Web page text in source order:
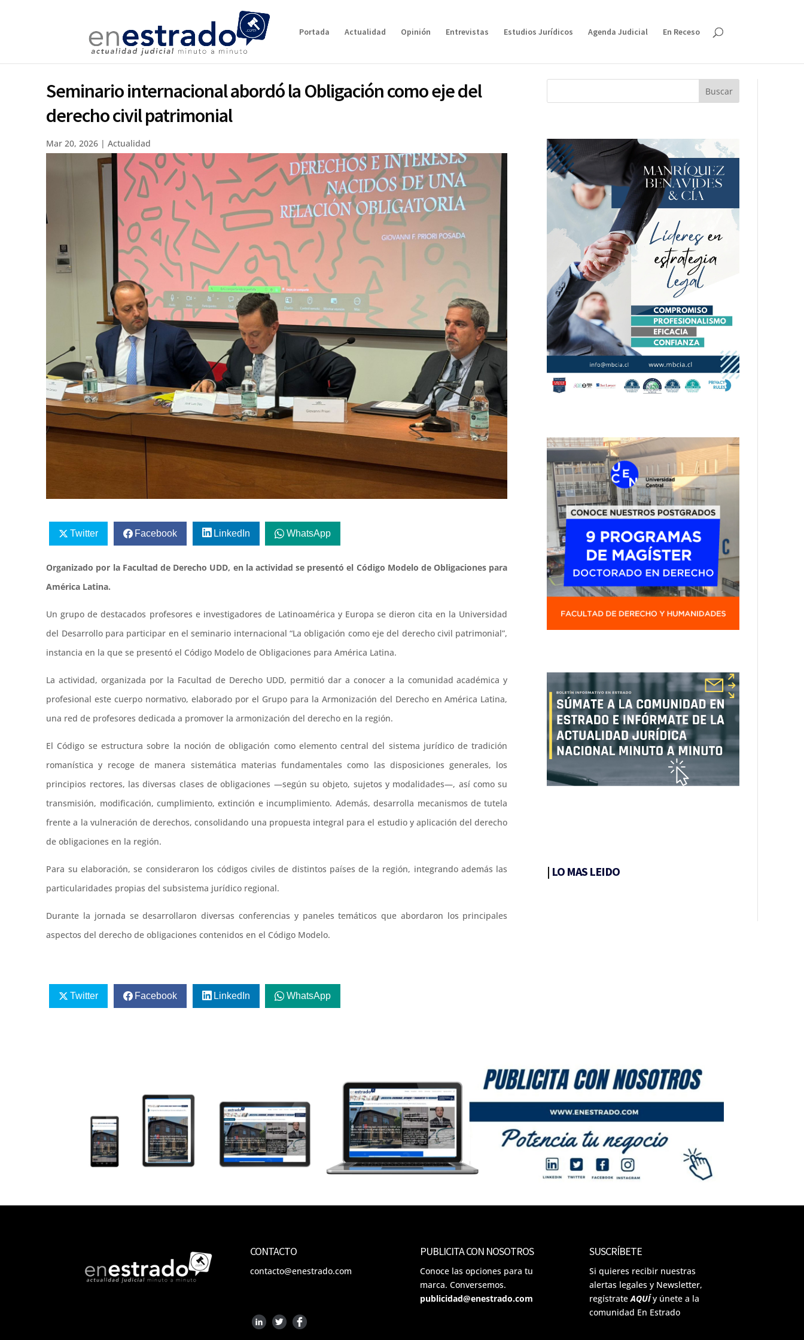
Portada Actualidad Opinión Entrevistas Estudios Jurídicos Agenda Judicial En Receso
Seminario internacional abordó la Obligación como eje del
derecho civil patrimonial
Mar 20, 2026 |Actualidad
Twitter Facebook LinkedIn WhatsApp
Organizado por la Facultad de Derecho UDD, en la actividad se presentó el Código Modelo de Obligaciones para
América Latina.
Un grupo de destacados profesores e investigadores de Latinoamérica y Europa se dieron cita en la Universidad
del Desarrollo para participar en el seminario internacional “La obligación como eje del derecho civil patrimonial”,
instancia en la que se presentó el Código Modelo de Obligaciones para América Latina.
La actividad, organizada por la Facultad de Derecho UDD, permitió dar a conocer a la comunidad académica y
profesional este cuerpo normativo, elaborado por el Grupo para la Armonización del Derecho en América Latina,
una red de profesores dedicada a promover la armonización del derecho en la región.
El Código se estructura sobre la noción de obligación como elemento central del sistema jurídico de tradición
romanística y recoge de manera sistemática materias fundamentales como las disposiciones generales, los
principios rectores, las diversas clases de obligaciones —según su objeto, sujetos y modalidades—, así como su
transmisión, modificación, cumplimiento, extinción e incumplimiento. Además, desarrolla mecanismos de tutela
frente a la vulneración de derechos, consolidando una propuesta integral para el estudio y aplicación del derecho
de obligaciones en la región.
Para su elaboración, se consideraron los códigos civiles de distintos países de la región, integrando además las
particularidades propias del subsistema jurídico regional.
Durante la jornada se desarrollaron diversas conferencias y paneles temáticos que abordaron los principales
aspectos del derecho de obligaciones contenidos en el Código Modelo.
Twitter Facebook LinkedIn WhatsApp
| LO MAS LEIDO
CONTACTO
contacto@enestrado.com
PUBLICITA CON NOSOTROS
Conoce las opciones para tu
marca. Conversemos.
publicidad@enestrado.com
SUSCRÍBETE
Si quieres recibir nuestras
alertas legales y Newsletter,
regístrateAQUÍ y únete a la
comunidad En Estrado